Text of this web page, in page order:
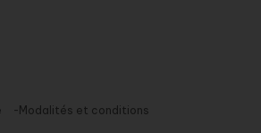
Modalités et conditions